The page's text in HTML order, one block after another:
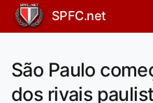
SPFC.net
São Paulo
dos rivais